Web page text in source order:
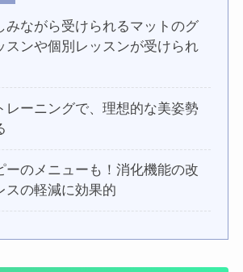
みながら受けられるマットのグ
スンや個別レッスンが受けられ
レーニングで、理想的な美姿勢
ーのメニューも！消化機能の改
スの軽減に効果的